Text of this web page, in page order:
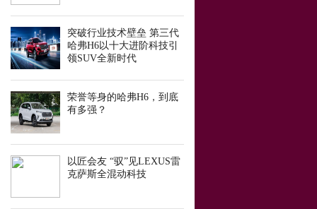
突破行业技术壁垒 第三代
哈弗H6以十大进阶科技引
领SUV全新时代
荣誉等身的哈弗H6，到底
有多强？
以匠会友 “驭”见LEXUS雷
克萨斯全混动科技